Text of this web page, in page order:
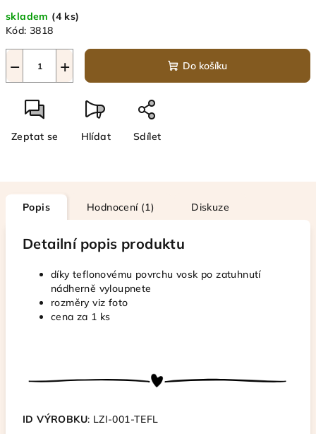
cena:
skladem (4 ks)
Kód: 3818
+
− Do košíku
Zeptat se Hlídat Sdílet
Popis Hodnocení (1) Diskuze
Detailní popis produktu
díky teflonovému povrchu vosk po zatuhnutí
nádherně vyloupnete
rozměry viz foto
cena za 1 ks
ID VÝROBKU: LZI-001-TEFL